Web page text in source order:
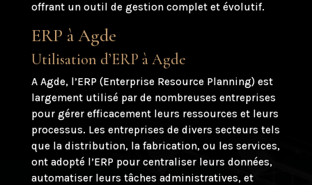
offrant un outil de gestion complet et évolutif.
ERP à Agde
Utilisation d’ERP à Agde
A Agde, l’ERP (Enterprise Resource Planning) est
largement utilisé par de nombreuses entreprises
pour gérer efficacement leurs ressources et leurs
processus. Les entreprises de divers secteurs tels
que la distribution, la fabrication, ou les services,
ont adopté l’ERP pour centraliser leurs données,
automatiser leurs tâches administratives, et